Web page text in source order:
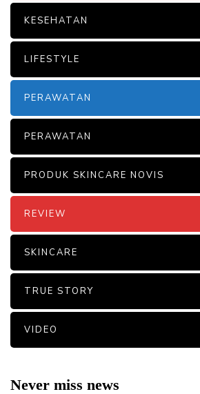
KESEHATAN
LIFESTYLE
PERAWATAN
PERAWATAN
PRODUK SKINCARE NOVIS
REVIEW
SKINCARE
TRUE STORY
VIDEO
Never miss news